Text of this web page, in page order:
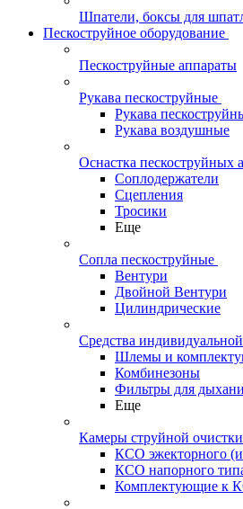
Шпатели, боксы для
Пескоструйное оборудование
Пескоструйные аппараты
Рукава пескоструйные
Рукава
Рукава воздушные
Оснастка пескоструйных
Соплодержатели
Сцепления
Тросики
Еще
Сопла пескоструйные
Вентури
Двойной Вентури
Цилиндрические
Средства
Шлемы и
Комбинезоны
Фильтры для
Еще
Камеры струйной очистки
КСО эжекторного
КСО напорного
Комплектующие к